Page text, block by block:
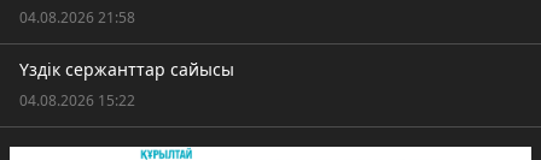
04.08.2026 21:58
Үздік сержанттар сайысы
04.08.2026 15:22